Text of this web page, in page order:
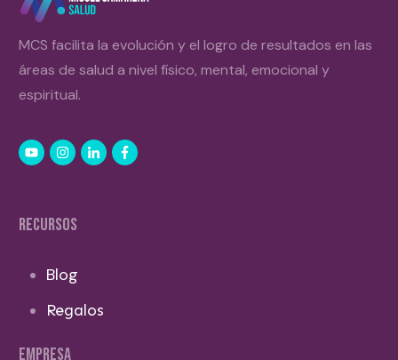
MCS facilita la evolución y el logro de resultados en las
áreas de salud a nivel físico, mental, emocional y
espiritual.
RECURSOS
Blog
Regalos
EMPRESA